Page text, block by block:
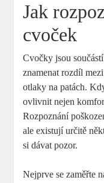
Jak
cvoček
Cvočky jsou
znamenat rozdíl
otlaky na patách.
ovlivnit nejen
Rozpoznání
ale existují určitě
si dávat pozor.
Nejprve se zaměřte